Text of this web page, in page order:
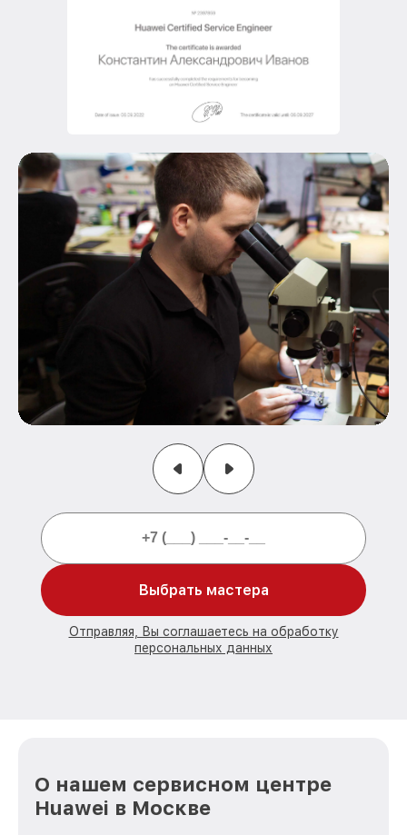
Выбрать мастера
Отправляя, Вы соглашаетесь на обработку
персональных данных
О нашем сервисном центре
Huawei в Москве